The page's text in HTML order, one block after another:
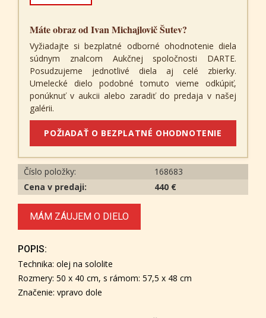
Máte obraz od Ivan Michajlovič Šutev?
Vyžiadajte si bezplatné odborné ohodnotenie diela
súdnym znalcom Aukčnej spoločnosti DARTE.
Posudzujeme jednotlivé diela aj celé zbierky.
Umelecké dielo podobné tomuto vieme odkúpiť,
ponúknuť v aukcii alebo zaradiť do predaja v našej
galérii.
POŽIADAŤ O BEZPLATNÉ OHODNOTENIE
Číslo položky:
168683
Cena v predaji:
440 €
MÁM ZÁUJEM O DIELO
POPIS:
Technika: olej na sololite
Rozmery: 50 x 40 cm, s rámom: 57,5 x 48 cm
Značenie: vpravo dole